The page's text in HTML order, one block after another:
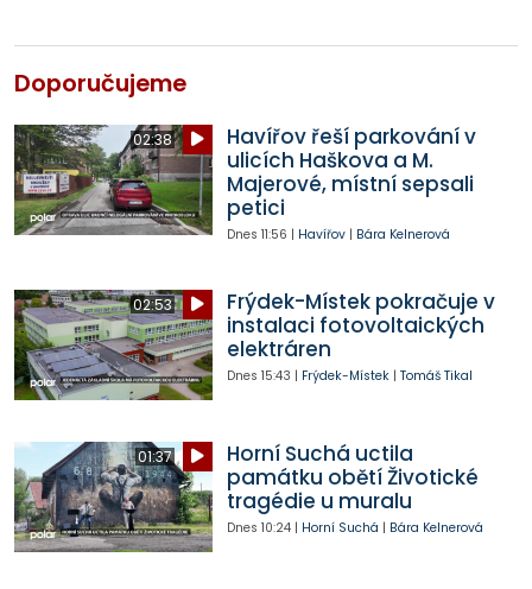
Doporučujeme
02:38
Havířov řeší parkování v
ulicích Haškova a M.
Majerové, místní sepsali
petici
Dnes 11:56 | Havířov| Bára Kelnerová
02:53
Frýdek-Místek pokračuje v
instalaci fotovoltaických
elektráren
Dnes 15:43 | Frýdek-Místek| Tomáš Tikal
01:37
Horní Suchá uctila
památku obětí Životické
tragédie u muralu
Dnes 10:24| Horní Suchá | Bára Kelnerová